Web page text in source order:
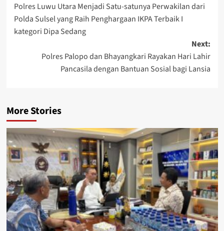
navigation
Polres Luwu Utara Menjadi Satu-satunya Perwakilan dari
Polda Sulsel yang Raih Penghargaan IKPA Terbaik I
kategori Dipa Sedang
Next:
Polres Palopo dan Bhayangkari Rayakan Hari Lahir
Pancasila dengan Bantuan Sosial bagi Lansia
More Stories